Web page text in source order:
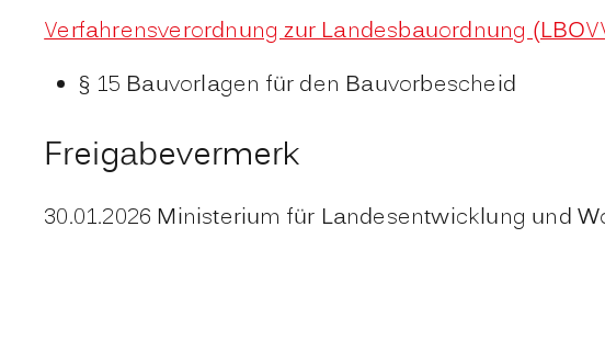
Verfahrensverordnung zur Landesbauordnung
§ 15 Bauvorlagen für den Bauvorbescheid
Freigabevermerk
30.01.2026 Ministerium für Landesentwicklung und